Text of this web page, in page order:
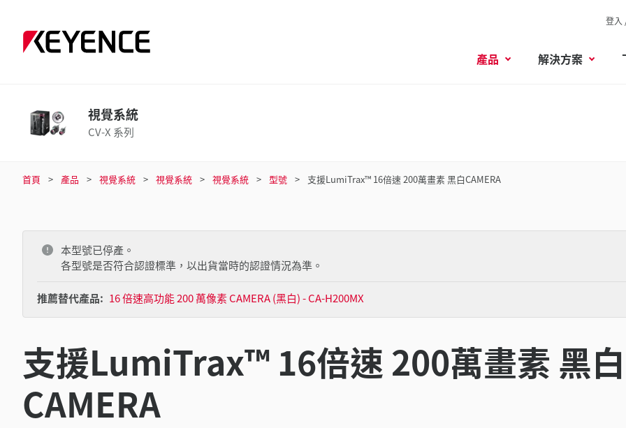
登入
產品 解決方案
視覺系統
CV-X 系列
首頁 產品 視覺系統 視覺系統 視覺系統 型號 支援LumiTrax™ 16倍速 200萬畫素 黑白CAMERA
本型號已停產。
各型號是否符合認證標準，以出貨當時的認證情況為準。
推薦替代產品: 16 倍速高功能 200 萬像素 CAMERA (黑白) - CA-H200MX
支援LumiTrax™ 16倍速 200萬畫素 黑白
CAMERA